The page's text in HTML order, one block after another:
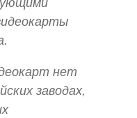
нет
заводах,